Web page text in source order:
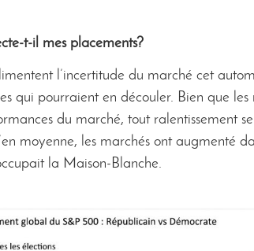
t-il mes placements?
l’incertitude du marché cet
qui pourraient en découler. Bien que
du marché, tout ralentissement
moyenne, les marchés ont augmenté
la Maison-Blanche.